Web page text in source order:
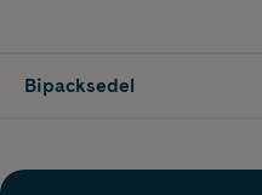
Bipacksedel